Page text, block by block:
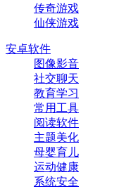
传奇游戏
仙侠游戏
安卓软件
图像影音
社交聊天
教育学习
常用工具
阅读软件
主题美化
母婴育儿
运动健康
系统安全